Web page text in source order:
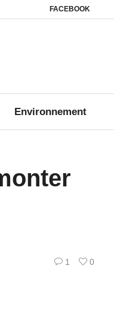
FACEBOOK
mobilisés pour Jonathan :
Environnement
1 0